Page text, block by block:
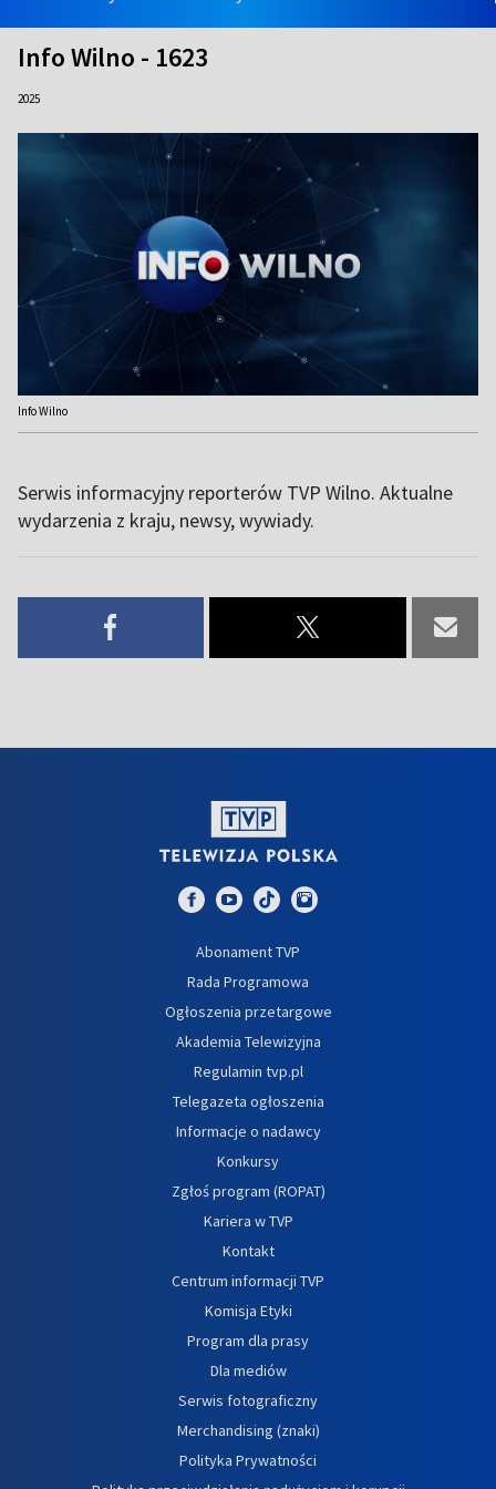
Info Wilno - 1623
2025
Info Wilno
Serwis informacyjny reporterów TVP Wilno. Aktualne
wydarzenia z kraju, newsy, wywiady.
Abonament TVP
Rada Programowa
Ogłoszenia przetargowe
Akademia Telewizyjna
Regulamin tvp.pl
Telegazeta ogłoszenia
Informacje o nadawcy
Konkursy
Zgłoś program (ROPAT)
Kariera w TVP
Kontakt
Centrum informacji TVP
Komisja Etyki
Program dla prasy
Dla mediów
Serwis fotograficzny
Merchandising (znaki)
Polityka Prywatności